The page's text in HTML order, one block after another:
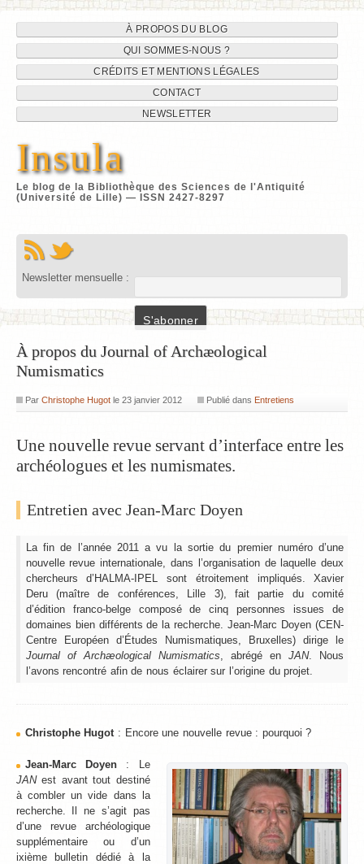
Navigation
du
site
au
contenu
À PROPOS DU BLOG
QUI SOMMES-NOUS ?
CRÉDITS ET MENTIONS LÉGALES
CONTACT
NEWSLETTER
Insula
Le blog de la Bibliothèque des Sciences de l'Antiquité
(Université de Lille) — ISSN 2427-8297
Newsletter mensuelle :
À propos du Journal of Archæological
Numismatics
Par Christophe Hugotle 23 janvier 2012 Publié dans Entretiens
Une nouvelle revue servant d’interface entre les
archéologues et les numismates.
Entretien avec Jean-Marc Doyen
La fin de l’année 2011 a vu la sortie du premier numéro d’une
nouvelle revue internationale, dans l’organisation de laquelle deux
chercheurs d’HALMA-IPEL sont étroitement impliqués. Xavier
Deru (maître de conférences, Lille 3), fait partie du comité
d’édition franco-belge composé de cinq personnes issues de
domaines bien différents de la recherche. Jean-Marc Doyen (CEN-
Centre Européen d’Études Numismatiques, Bruxelles) dirige le
Journal of Archæological Numismatics , abrégé enJAN. Nous
l’avons rencontré afin de nous éclairer sur l’origine du projet.
Christophe Hugot: Encore une nouvelle revue : pourquoi ?
Jean-Marc Doyen : Le
JANest avant tout destiné
à combler un vide dans la
recherche. Il ne s’agit pas
d’une revue archéologique
supplémentaire ou d’un
ixième bulletin dédié à la